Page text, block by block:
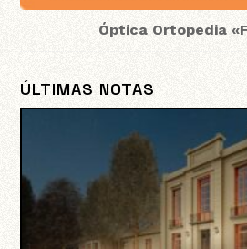
Óptica Ortopedia
ÚLTIMAS NOTAS